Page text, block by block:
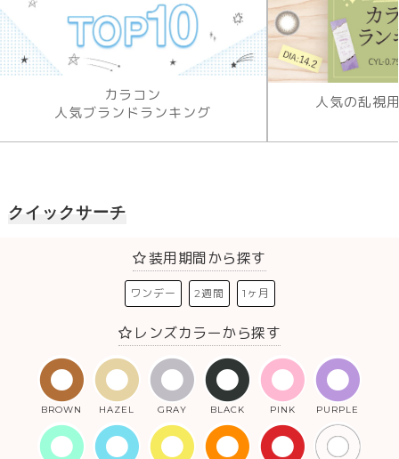
カラコン
人気ブランドランキング
人気の乱視
クイックサーチ
装用期間から探す
ワンデー 2週間 1ヶ月
レンズカラーから探す
BROWN HAZEL GRAY BLACK PINK PURPLE